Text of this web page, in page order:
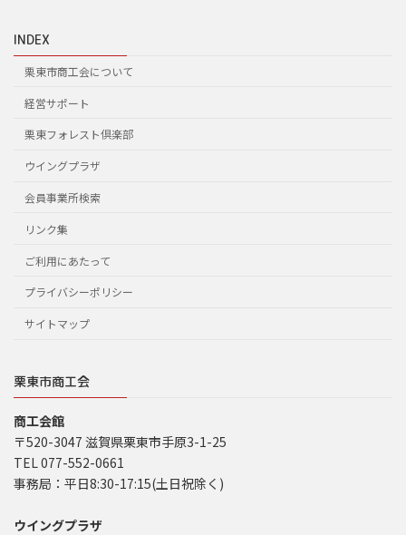
INDEX
栗東市商工会について
経営サポート
栗東フォレスト倶楽部
ウイングプラザ
会員事業所検索
リンク集
ご利用にあたって
プライバシーポリシー
サイトマップ
栗東市商工会
商工会館
〒520-3047 滋賀県栗東市手原3-1-25
TEL 077-552-0661
事務局：平日8:30-17:15(土日祝除く)
ウイングプラザ